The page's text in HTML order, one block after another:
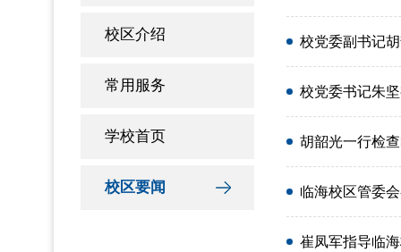
校区介绍
常用服务
学校首页
校区要闻
校党委副书记
校党委书记朱
胡韶光一行检
临海校区管委
崔凤军指导临